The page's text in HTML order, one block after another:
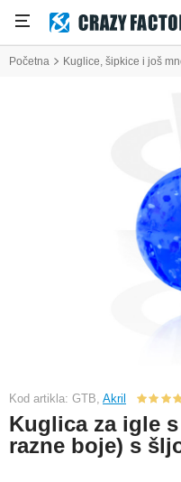
Početna Kuglice, šipkice i još
Kod artikla: GTB, Akril
Kuglica za igle
razne boje) s